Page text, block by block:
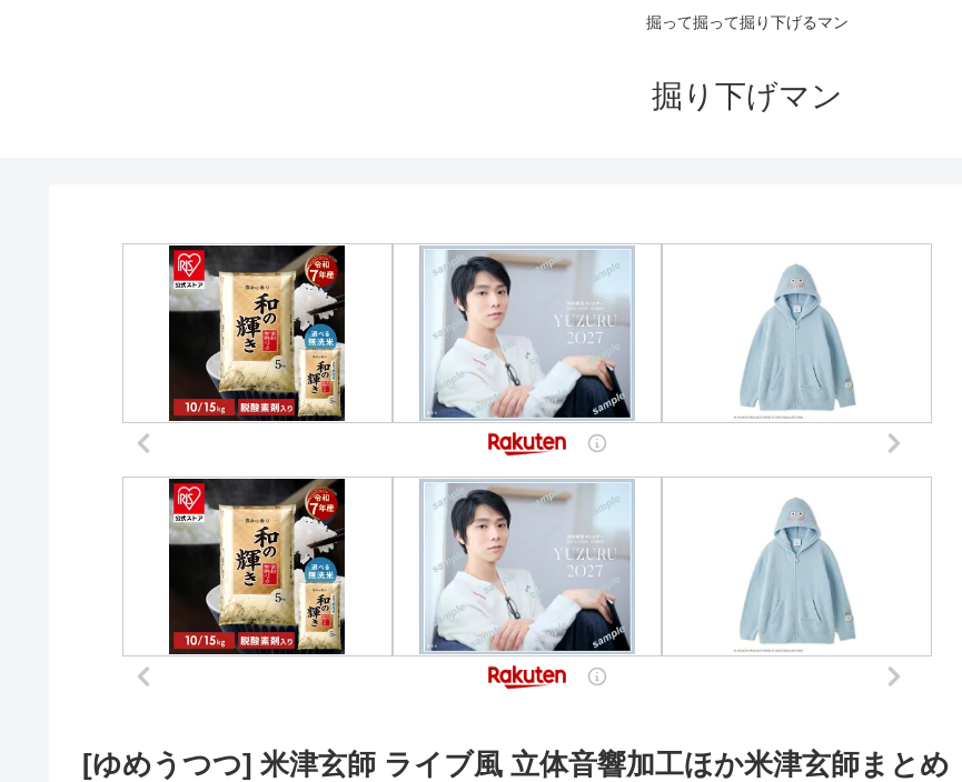
掘って掘って掘り下げるマン
掘り下げマン
[ゆめうつつ] 米津玄師 ライブ風 立体音響加工ほか米津玄師まとめ